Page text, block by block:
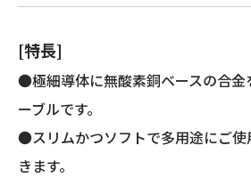
[特長]
●極細導体に無酸素銅ベースの合金
ーブルです。
●スリムかつソフトで多用途にご使
きます。